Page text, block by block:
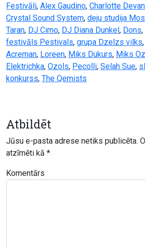
Festivāli, Alex Gaudino, Charlotte
Crystal Sound System, deju studija
Taran, DJ Cimo, DJ Diana Dunkel, Dons,
festivāls Pestivals, grupa Dzelzs vilks,
Acreman, Loreen, Miks Dukurs, Miks
Elektrichka, Ozols, Pecolli, Selah Sue,
konkurss, The Qemists
Atbildēt
Jūsu e-pasta adrese netiks publicēta.
atzīmēti kā *
Komentārs